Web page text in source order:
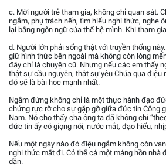
c. Mời người trẻ tham gia, không chỉ quan sát.
ngắm, phụ trách nến, tìm hiểu nghi thức, nghe
lại bằng ngôn ngữ của thế hệ mình. Khi tham
d. Người lớn phải sống thật với truyền thống
giữ hình thức bên ngoài mà không còn lòng
đây chỉ là chuyện cũ. Nhưng nếu các em thấy
thật sự cầu nguyện, thật sự yêu Chúa qua điệu
đó sẽ là bài học mạnh nhất.
Ngắm đứng không chỉ là một thực hành đạo
chứng rực rỡ cho sự gặp gỡ giữa đức tin Công
Nam. Nó cho thấy cha ông ta đã không chỉ
đức tin ấy có giọng nói, nước mắt, đạo hiếu,
Nếu một ngày nào đó điệu ngắm không còn
nghi thức mất đi. Có thể cả một mảng hồn nhà
dần.